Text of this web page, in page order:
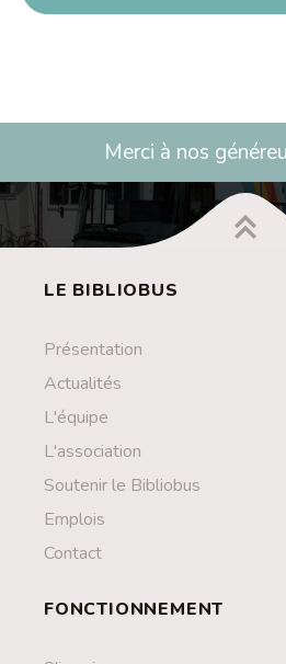
Merci à nos
LE BIBLIOBUS
Présentation
Actualités
L'équipe
L'association
Soutenir le Bibliobus
Emplois
Contact
FONCTIONNEMENT